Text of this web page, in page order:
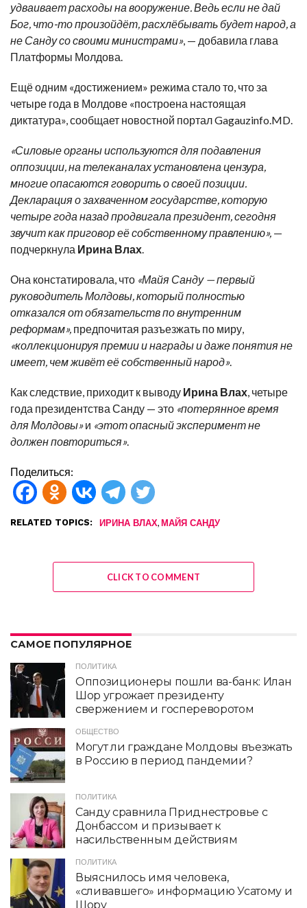
удваивает расходы на вооружение. Ведь если не дай
Бог, что-то произойдёт, расхлёбывать будет народ, а
не Санду со своими министрами», — добавила глава
Платформы Молдова.
Ещё одним «достижением» режима стало то, что за
четыре года в Молдове «построена настоящая
диктатура», сообщает новостной портал Gagauzinfo.MD.
«Силовые органы используются для подавления
оппозиции, на телеканалах установлена цензура,
многие опасаются говорить о своей позиции.
Декларация о захваченном государстве, которую
четыре года назад продвигала президент, сегодня
звучит как приговор её собственному правлению», —
подчеркнула Ирина Влах.
Она констатировала, что «Майя Санду — первый
руководитель Молдовы, который полностью
отказался от обязательств по внутренним
реформам», предпочитая разъезжать по миру,
«коллекционируя премии и награды и даже понятия не
имеет, чем живёт её собственный народ».
Как следствие, приходит к выводу Ирина Влах, четыре
года президентства Санду — это «потерянное время
для Молдовы»и «этот опасный эксперимент не
должен повториться».
Поделиться:
RELATED TOPICS: ИРИНА ВЛАХ, МАЙЯ САНДУ
CLICK TO COMMENT
САМОЕ ПОПУЛЯРНОЕ
ПОЛИТИКА
Оппозиционеры пошли ва-банк: Илан
Шор угрожает президенту
свержением и госпереворотом
ОБЩЕСТВО
Могут ли граждане Молдовы въезжать
в Россию в период пандемии?
ПОЛИТИКА
Санду сравнила Приднестровье с
Донбассом и призывает к
насильственным действиям
ПОЛИТИКА
Выяснилось имя человека,
«сливавшего» информацию Усатому и
Шору